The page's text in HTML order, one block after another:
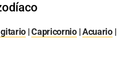
|Capricornio|Acuario|